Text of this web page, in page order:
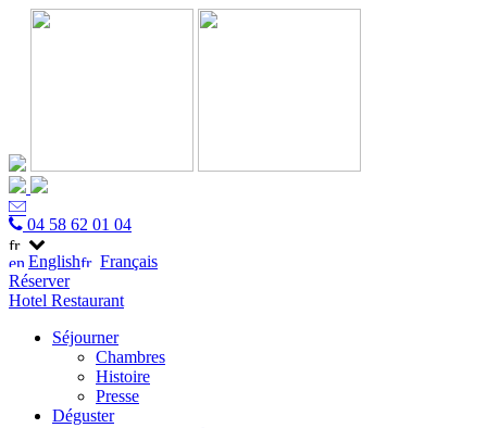
04 58 62 01 04
English
Français
Réserver
Hotel Restaurant
Séjourner
Chambres
Histoire
Presse
Déguster